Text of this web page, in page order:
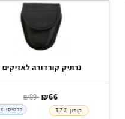
נרתיק קורדורה לאזיקים
‏ ₪
89 66
כרטיסי קופון TZZ